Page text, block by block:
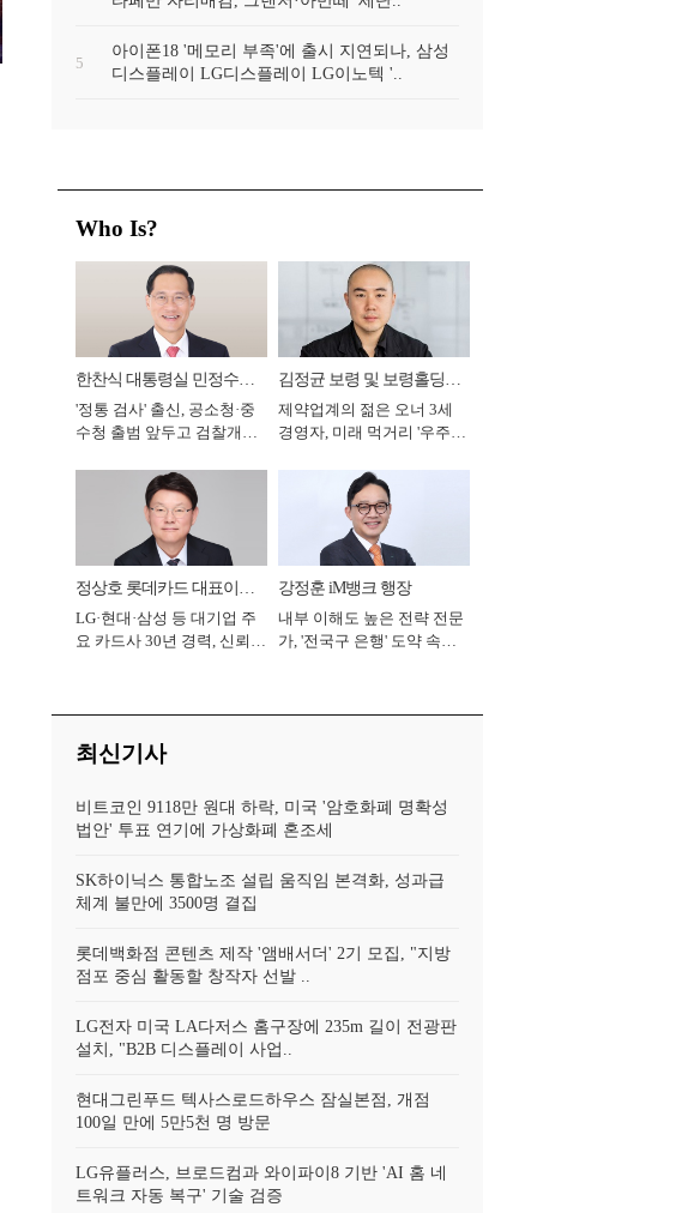
5
아이폰18 '메모리 부족'에 출시 지연되나, 삼성
디스플레이 LG디스플레이 LG이노텍 '..
Who Is?
한찬식 대통령실 민정수석
비서관
'정통 검사' 출신, 공소청·중
수청 출범 앞두고 검찰개혁
김정균 보령 및 보령홀딩스
대표이사 사장
제약업계의 젊은 오너 3세
경영자, 미래 먹거리 '우주와
정상호 롯데카드 대표이사
사장
LG·현대·삼성 등 대기업 주
요 카드사 30년 경력, 신뢰
강정훈 iM뱅크 행장
내부 이해도 높은 전략 전문
가, '전국구 은행' 도약 속도
최신기사
비트코인 9118만 원대 하락, 미국 '암호화폐 명확성
법안' 투표 연기에 가상화폐 혼조세
SK하이닉스 통합노조 설립 움직임 본격화, 성과급
체계 불만에 3500명 결집
롯데백화점 콘텐츠 제작 '앰배서더' 2기 모집, "지방
점포 중심 활동할 창작자 선발 ..
LG전자 미국 LA다저스 홈구장에 235m 길이 전광판
설치, "B2B 디스플레이 사업..
현대그린푸드 텍사스로드하우스 잠실본점, 개점
100일 만에 5만5천 명 방문
LG유플러스, 브로드컴과 와이파이8 기반 'AI 홈 네
트워크 자동 복구' 기술 검증